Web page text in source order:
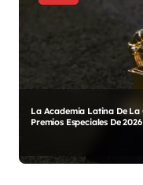
Que tiene que
con el mundial?